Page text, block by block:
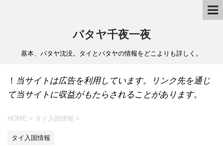
パタヤ千夜一夜
基本、パタヤ沈没。タイとパタヤの情報をどこよりも詳しく。
！ 当サイトは広告を利用しています。リンク先を通じ
て当サイトに収益がもたらされることがあります。
HOME > タイ入国情報 >
タイ入国情報